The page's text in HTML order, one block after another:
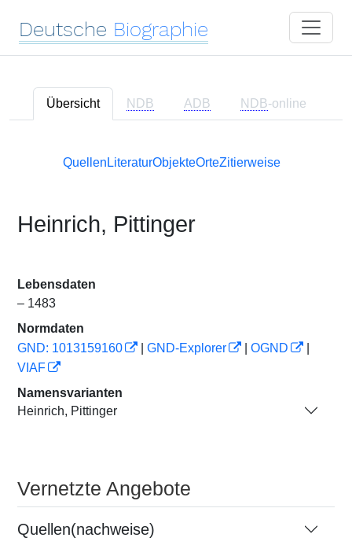
Deutsche Biographie
Übersicht NDB ADB NDB-online
Quellen LiteraturObjekteOrteZitierweise
Heinrich, Pittinger
Lebensdaten
– 1483
Normdaten
GND: 1013159160
GND-Explorer OGND
VIAF
Namensvarianten
Heinrich, Pittinger
Vernetzte Angebote
Quellen(nachweise)